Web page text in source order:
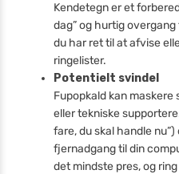
Kendetegn er et
dag” og hurtig
du har ret til at afvise
ringelister.
Potentielt svindel
Fupopkald kan maskere
eller tekniske
fare, du skal handle
fjernadgang til din
det mindste pres, og